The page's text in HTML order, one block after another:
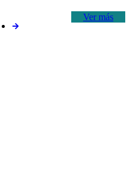
Ver más